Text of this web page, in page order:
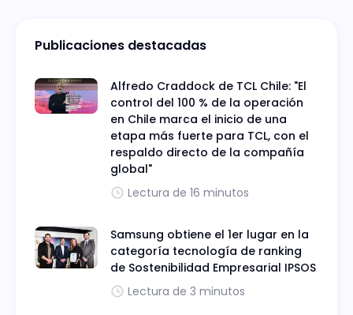
Publicaciones destacadas
Alfredo Craddock de TCL Chile: "El
control del 100 % de la operación
en Chile marca el inicio de una
etapa más fuerte para TCL, con el
respaldo directo de la compañía
global"
Lectura de 16 minutos
Samsung obtiene el 1er lugar en la
categoría tecnología de ranking
de Sostenibilidad Empresarial IPSOS
Lectura de 3 minutos